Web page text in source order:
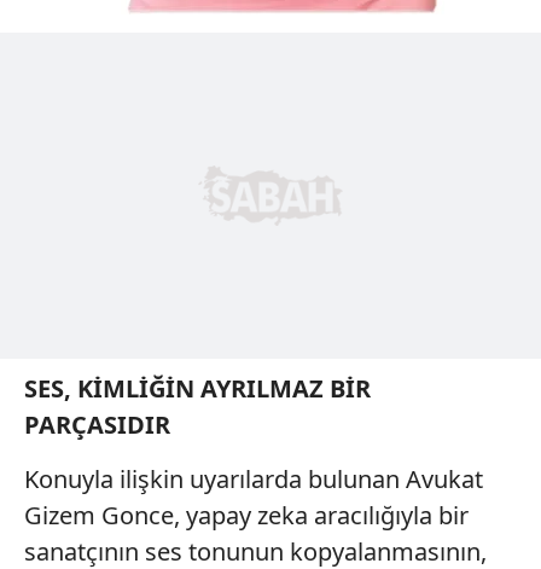
SES, KİMLİĞİN AYRILMAZ BİR
PARÇASIDIR
Konuyla ilişkin uyarılarda bulunan Avukat
Gizem Gonce, yapay zeka aracılığıyla bir
sanatçının ses tonunun kopyalanmasının,